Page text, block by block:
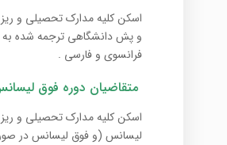
اسکن کلیه مدارک تحصیلی و ریز
و پش دانشگاهی ترجمه شده به
فرانسوی و فارسی .
متقاضیان دوره فوق
اسکن کلیه مدارک تحصیلی و
لیسانس (و فوق لیسانس در